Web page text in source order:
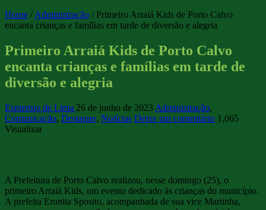
Home / Administração / Primeiro Arraiá Kids de Porto Calvo
encanta crianças e famílias em tarde de diversão e alegria
Primeiro Arraiá Kids de Porto Calvo
encanta crianças e famílias em tarde de
diversão e alegria
Esmerino de Lima 26 de junho de 2023 Administração,
Comunicação, Destaque, Notícias Deixe um comentário 1,065
Visualizar
A Prefeitura de Porto Calvo realizou, nesse domingo (25), o
primeiro Arraiá Kids, um evento dedicado às crianças do município.
A prefeita Eronita Sposito, acompanhada de sua vice Mariinha,